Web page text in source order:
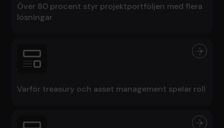
Över 80 procent styr projektportföljen med flera
lösningar
Varför treasury och asset management spelar roll